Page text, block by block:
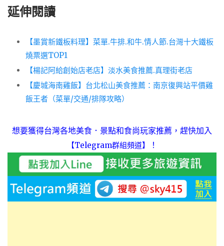
延伸閱讀
【墨賞新鐵板料理】菜單.牛排.和牛.情人節.台灣十大鐵板
燒票選TOP1
【楊記阿給創始店老店】淡水美食推薦.真理街老店
【慶城海南雞飯】台北松山美食推薦：南京復興站平價雞
飯王者（菜單/交通/排隊攻略）
想要獲得台灣各地美食．景點和食尚玩家推薦，趕快加入
【Telegram群組頻道】 ！